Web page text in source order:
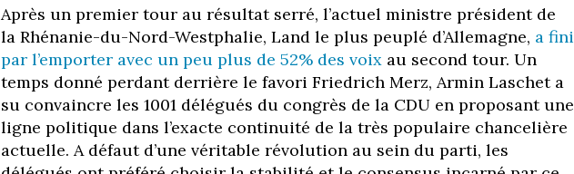
Après un premier tour au résultat serré, l’actuel ministre président de
la Rhénanie-du-Nord-Westphalie, Land le plus peuplé d’Allemagne, a fini
par l’emporter avec un peu plus de 52% des voix au second tour. Un
temps donné perdant derrière le favori Friedrich Merz, Armin Laschet a
su convaincre les 1001 délégués du congrès de la CDU en proposant une
ligne politique dans l’exacte continuité de la très populaire chancelière
actuelle. A défaut d’une véritable révolution au sein du parti, les